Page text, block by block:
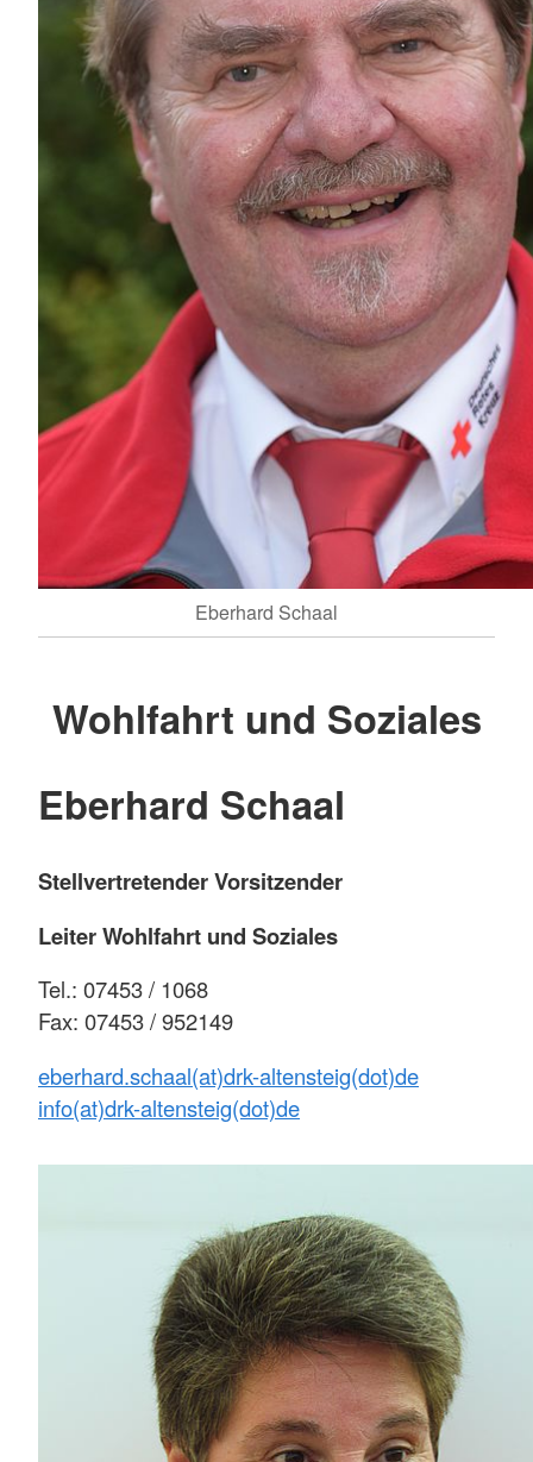
Eberhard Schaal
Wohlfahrt und Soziales
Eberhard Schaal
Stellvertretender Vorsitzender
Leiter Wohlfahrt und Soziales
Tel.: 07453 / 1068
Fax: 07453 / 952149
eberhard.schaal(at)drk-altensteig(dot)de
info(at)drk-altensteig(dot)de